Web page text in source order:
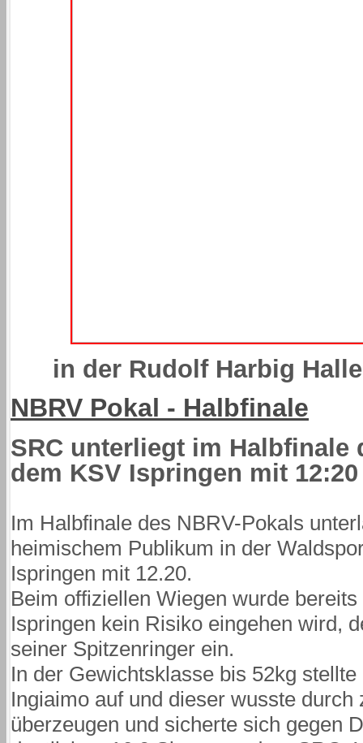
in der Rudolf Harbig
NBRV Pokal - Halbfinale
SRC unterliegt im Halbfinale
dem KSV Ispringen mit 12:20
Im Halbfinale des NBRV-Pokals
heimischem Publikum in der
Ispringen mit 12.20.
Beim offiziellen Wiegen wurde
Ispringen kein Risiko eingehen wird,
seiner Spitzenringer ein.
In der Gewichtsklasse bis 52kg
Ingiaimo auf und dieser wusste
überzeugen und sicherte sich gegen